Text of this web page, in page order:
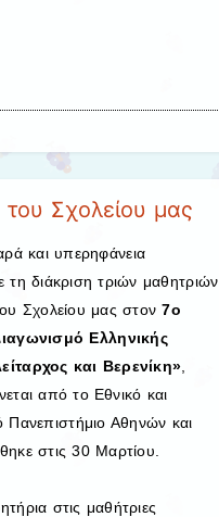
του Σχολείου μας
και υπερηφάνεια
τη διάκριση τριών μαθητριών
Σχολείου μας στον7ο
Ελληνικής
και Βερενίκη»,
από το Εθνικό και
Πανεπιστήμιο Αθηνών και
στις 30 Μαρτίου.
στις μαθήτριες